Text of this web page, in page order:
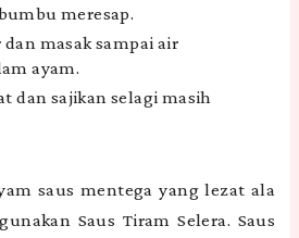
meresap.
masak sampai air
ayam.
dan sajikan selagi masih
saus mentega yang lezat ala
Saus Tiram Selera. Saus